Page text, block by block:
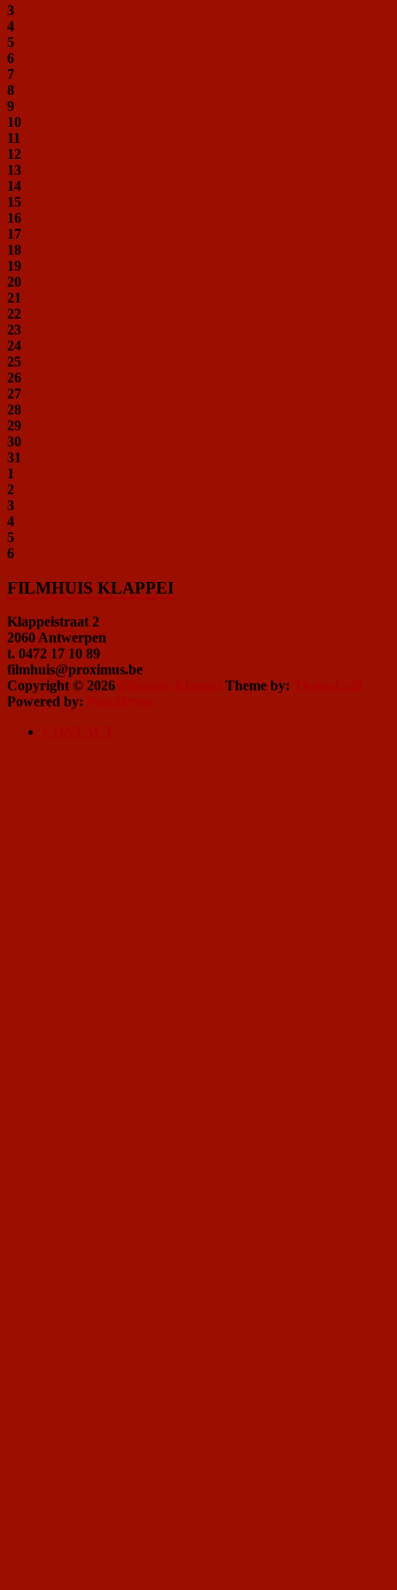
3
4
5
6
7
8
9
10
11
12
13
14
15
16
17
18
19
20
21
22
23
24
25
26
27
28
29
30
31
1
2
3
4
5
6
FILMHUIS KLAPPEI
Klappeistraat 2
2060 Antwerpen
t. 0472 17 10 89
filmhuis@proximus.be
Copyright © 2026
Theme by:
Powered by: